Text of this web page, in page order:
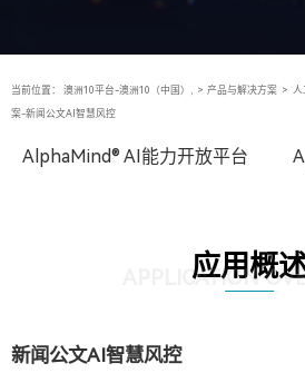
当前位置： 澳洲10平台-澳洲10（中国）, > 产品与解决方案 > 人
案-新闻公文AI智慧风控
AlphaMind® AI能力开放平台
应用概
APPLICATION
新闻公文AI智慧风控